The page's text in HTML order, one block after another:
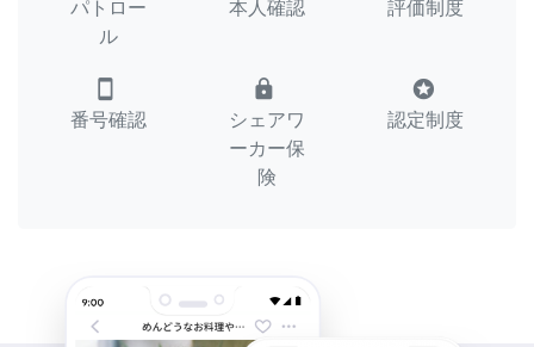
パトロー
ル
本人確認 評価制度
smartphone
番号確認
lock
シェアワ
ーカー保
険
stars
認定制度